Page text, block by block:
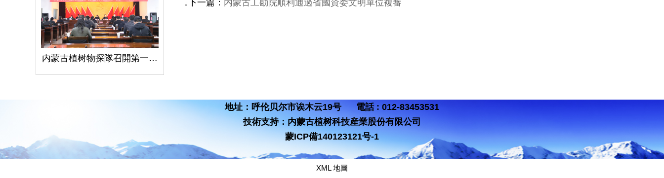
内蒙古植树物探隊召開第一次黨代會
↓下一篇： 内蒙古工勘院順利通過省國資委文明單位複審
地址：呼伦贝尔市诶木云19号 電話 : 012-83453531
技術支持： 内蒙古植树科技産業股份有限公司
蒙ICP備140123121号-1
XML 地圖